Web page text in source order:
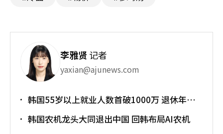
李雅贤记者
yaxian@ajunews.com
韩国55岁以上就业人数首破1000万 退休年龄
韩国农机龙头大同退出中国 回韩布局AI农机